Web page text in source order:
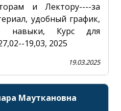
и Лектору----за
удобный график,
навыки, Курс для
19,03, 2025
19.03.2025
Мауткановна